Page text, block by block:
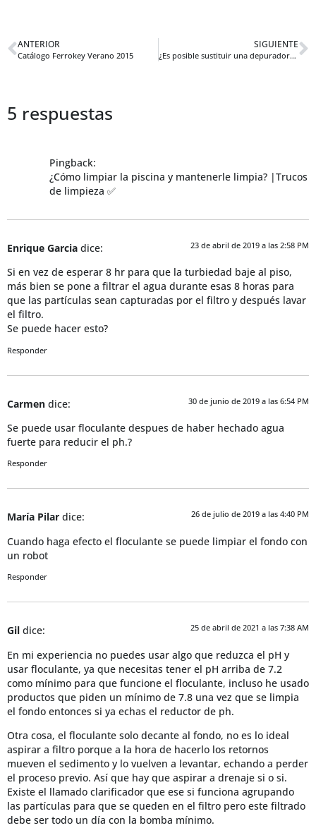
ANTERIOR
Catálogo Ferrokey Verano 2015
SIGUIENTE
¿Es posible sustituir una depuradora de cartucho por una de arena?
5 respuestas
Pingback:
¿Cómo limpiar la piscina y mantenerle limpia? |Trucos
de limpieza ✅
Enrique Garcia dice: 23 de abril de 2019 a las 2:58 PM
Si en vez de esperar 8 hr para que la turbiedad baje al piso,
más bien se pone a filtrar el agua durante esas 8 horas para
que las partículas sean capturadas por el filtro y después lavar
el filtro.
Se puede hacer esto?
Responder
Carmen dice: 30 de junio de 2019 a las 6:54 PM
Se puede usar floculante despues de haber hechado agua
fuerte para reducir el ph.?
Responder
María Pilar dice: 26 de julio de 2019 a las 4:40 PM
Cuando haga efecto el floculante se puede limpiar el fondo con
un robot
Responder
Gil dice: 25 de abril de 2021 a las 7:38 AM
En mi experiencia no puedes usar algo que reduzca el pH y
usar floculante, ya que necesitas tener el pH arriba de 7.2
como mínimo para que funcione el floculante, incluso he usado
productos que piden un mínimo de 7.8 una vez que se limpia
el fondo entonces si ya echas el reductor de ph.
Otra cosa, el floculante solo decante al fondo, no es lo ideal
aspirar a filtro porque a la hora de hacerlo los retornos
mueven el sedimento y lo vuelven a levantar, echando a perder
el proceso previo. Así que hay que aspirar a drenaje si o si.
Existe el llamado clarificador que ese si funciona agrupando
las partículas para que se queden en el filtro pero este filtrado
debe ser todo un día con la bomba mínimo.